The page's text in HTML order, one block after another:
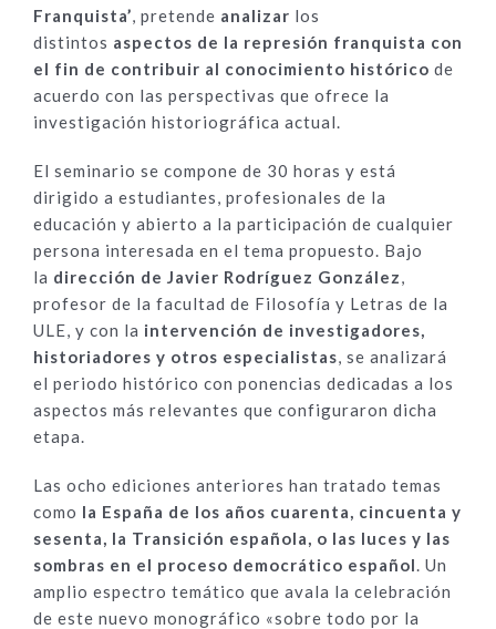
Franquista’, pretende analizar los
distintos aspectos de la represión franquista con
el fin de contribuir al conocimiento histórico de
acuerdo con las perspectivas que ofrece la
investigación historiográfica actual.
El seminario se compone de 30 horas y está
dirigido a estudiantes, profesionales de la
educación y abierto a la participación de cualquier
persona interesada en el tema propuesto. Bajo
la dirección de Javier Rodríguez González,
profesor de la facultad de Filosofía y Letras de la
ULE, y con la intervención de investigadores,
historiadores y otros especialistas, se analizará
el periodo histórico con ponencias dedicadas a los
aspectos más relevantes que configuraron dicha
etapa.
Las ocho ediciones anteriores han tratado temas
como la España de los años cuarenta, cincuenta y
sesenta, la Transición española, o las luces y las
sombras en el proceso democrático español. Un
amplio espectro temático que avala la celebración
de este nuevo monográfico «sobre todo por la